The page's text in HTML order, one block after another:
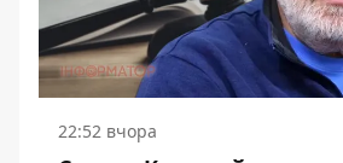
22:52 вчора